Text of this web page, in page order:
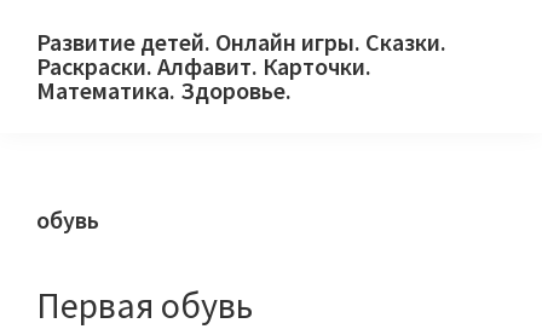
primary
main
primary
Развитие детей. Онлайн игры. Сказки.
Раскраски. Алфавит. Карточки.
Математика. Здоровье.
и
родителей.
обувь
Первая обувь